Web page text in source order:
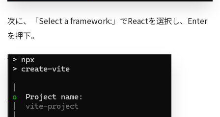
次に、「Select a framework:」でReactを選択し、Enter
を押下。